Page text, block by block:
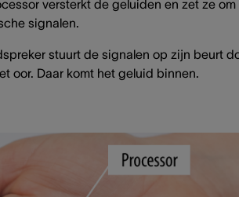
versterkt de geluiden en zet ze om
signalen.
stuurt de signalen op zijn beurt
oor. Daar komt het geluid binnen.